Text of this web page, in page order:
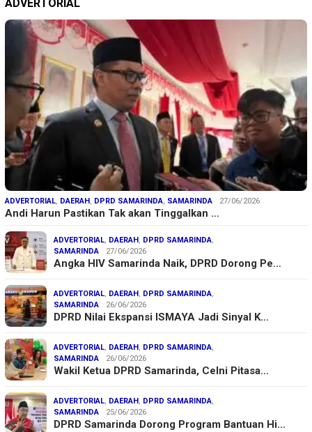
ADVERTORIAL
ADVERTORIAL, DAERAH , DPRD SAMARINDA, SAMARINDA 27/06/2026
Andi Harun Pastikan Tak akan Tinggalkan …
ADVERTORIAL, DAERAH , DPRD SAMARINDA,
SAMARINDA
27/06/2026
Angka HIV Samarinda Naik, DPRD Dorong Pe…
ADVERTORIAL, DAERAH , DPRD SAMARINDA,
SAMARINDA
26/06/2026
DPRD Nilai Ekspansi ISMAYA Jadi Sinyal K…
ADVERTORIAL, DAERAH , DPRD SAMARINDA,
SAMARINDA
26/06/2026
Wakil Ketua DPRD Samarinda, Celni Pitasa…
ADVERTORIAL, DAERAH , DPRD SAMARINDA,
SAMARINDA
25/06/2026
DPRD Samarinda Dorong Program Bantuan Hi…